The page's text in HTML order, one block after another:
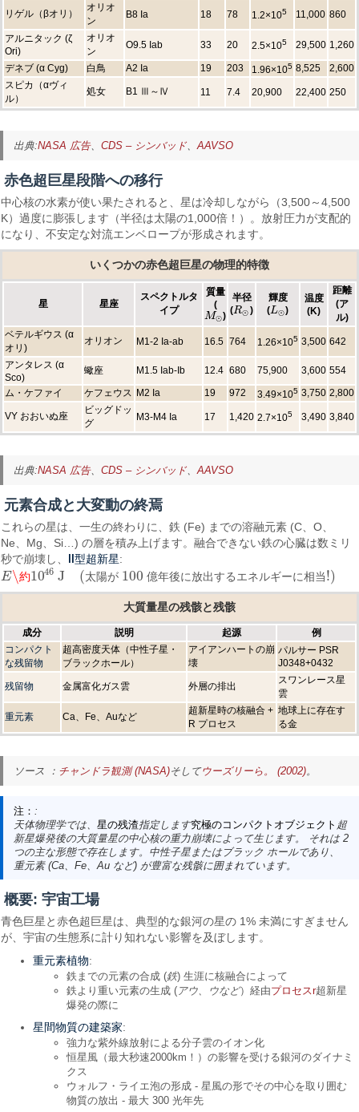
リゲル（βオリ）
オリオ
ン
B8 Ia 18 78 1.2×105 11,000 860
アルニタック (ζ
Ori)
オリオ
ン
O9.5 Iab 33 20 2.5×105 29,500 1,260
デネブ (α Cyg) 白鳥 A2 Ia 19 203 1.96×105 8,525
2,600
スピカ（αヴィ
ル）
処女 B1 Ⅲ～Ⅳ 11 7.4 20,900 22,400 250
出典:NASA 広告、 CDS – シンバッド、AAVSO
赤色超巨星段階への移行
中心核の水素が使い果たされると、星は冷却しながら（3,500～4,500
K）過度に膨張します（半径は太陽の1,000倍！）。放射圧力が支配的
になり、不安定な対流エンベロープが形成されます。
いくつかの赤色超巨星の物理的特徴
星 星座
スペクトルタ
イプ
質量
(
M⊙
M⊙ )
半径
(R⊙
R⊙)
輝度
(L⊙
L⊙)
温度
(K)
距離
(ア
ル)
ベテルギウス (α
オリ)
オリオン M1-2 Ia-ab 16.5 764 1.26×105 3,500 642
アンタレス (α
Sco)
蠍座 M1.5 Iab-Ib 12.4 680 75,900 3,600 554
ム・ケファイ
ケフェウス M2 Ia 19 972 3.49×105 3,750 2,800
VY おおいぬ座
ビッグドッ
グ
M3-M4 Ia 17 1,420 2.7×105 3,490 3,840
出典:NASA 広告、 CDS – シンバッド、AAVSO
元素合成と大変動の終焉
これらの星は、一生の終わりに、鉄 (Fe) までの溶融元素 (C、O、
Ne、Mg、Si…) の層を積み上げます。融合できない鉄の心臓は数ミリ
秒で崩壊し、 II型超新星:
E\約1046 J (太陽が100 億年後に放出するエネルギーに相当!)
E\約1046J (太陽が 100 億年後に放出するエネルギーに相当!)
大質量星の残骸と残骸
成分 説明 起源 例
コンパクト
な残留物
超高密度天体（中性子星・
ブラックホール）
アイアンハートの崩
壊
パルサー PSR
J0348+0432
残留物 金属富化ガス雲 外層の排出
スワンレース星
雲
重元素 Ca、Fe、Auなど
超新星時の核融合 +
R プロセス
地球上に存在す
る金
ソース ： チャンドラ観測 (NASA)そしてウーズリーら。 (2002)。
注： :
天体物理学では、 星の残渣指定します究極のコンパクトオブジェクト 超
新星爆発後の大質量星の中心核の重力崩壊によって生じます。 それは 2
つの主な形態で存在します。中性子星またはブラック ホールであり、
重元素 (Ca、Fe、Au など) が豊富な残骸に囲まれています。
概要: 宇宙工場
青色巨星と赤色超巨星は、典型的な銀河の星の 1% 未満にすぎません
が、宇宙の生態系に計り知れない影響を及ぼします。
重元素植物:
鉄までの元素の合成 (鉄) 生涯に核融合によって
鉄より重い元素の生成 (アウ、ウなど）経由プロセスr超新星
爆発の際に
星間物質の建築家:
強力な紫外線放射による分子雲のイオン化
恒星風（最大秒速2000km！）の影響を受ける銀河のダイナミ
クス
ウォルフ・ライエ泡の形成 - 星風の形でその中心を取り囲む
物質の放出 - 最大 300 光年先